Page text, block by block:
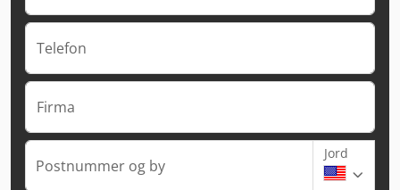
Telefon
Firma
Postnummer og by
Jord